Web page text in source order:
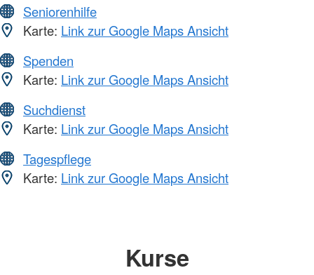
Seniorenhilfe
Karte: Link zur Google Maps Ansicht
Spenden
Karte: Link zur Google Maps Ansicht
Suchdienst
Karte: Link zur Google Maps Ansicht
Tagespflege
Karte: Link zur Google Maps Ansicht
Kurse